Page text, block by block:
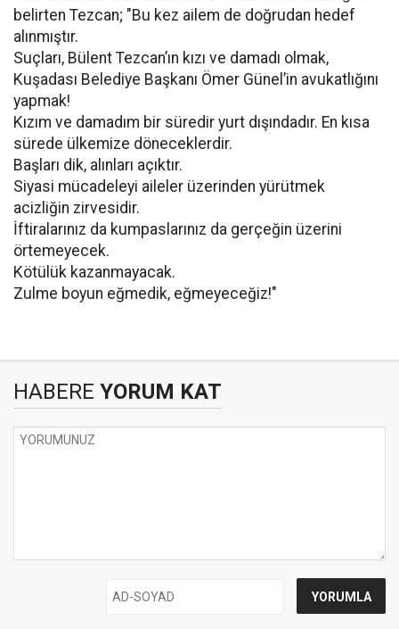
belirten Tezcan; "Bu kez ailem de doğrudan hedef
alınmıştır.
Suçları, Bülent Tezcan’ın kızı ve damadı olmak,
Kuşadası Belediye Başkanı Ömer Günel’in avukatlığını
yapmak!
Kızım ve damadım bir süredir yurt dışındadır. En kısa
sürede ülkemize döneceklerdir.
Başları dik, alınları açıktır.
Siyasi mücadeleyi aileler üzerinden yürütmek
acizliğin zirvesidir.
İftiralarınız da kumpaslarınız da gerçeğin üzerini
örtemeyecek.
Kötülük kazanmayacak.
Zulme boyun eğmedik, eğmeyeceğiz!"
HABERE YORUM KAT